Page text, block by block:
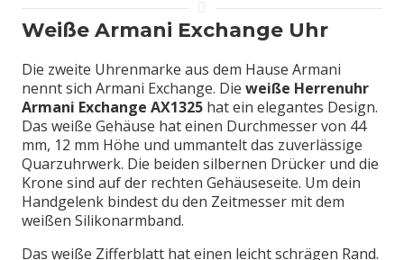
Weiße Armani Exchange Uhr
Die zweite Uhrenmarke aus dem Hause Armani
nennt sich Armani Exchange. Die weiße Herrenuhr
Armani Exchange AX1325 hat ein elegantes Design.
Das weiße Gehäuse hat einen Durchmesser von 44
mm, 12 mm Höhe und ummantelt das zuverlässige
Quarzuhrwerk. Die beiden silbernen Drücker und die
Krone sind auf der rechten Gehäuseseite. Um dein
Handgelenk bindest du den Zeitmesser mit dem
weißen Silikonarmband.
Das weiße Zifferblatt hat einen leicht schrägen Rand.